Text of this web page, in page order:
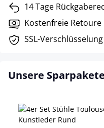
14 Tage
Kostenfreie Retoure
SSL-
Unsere Sparpakete